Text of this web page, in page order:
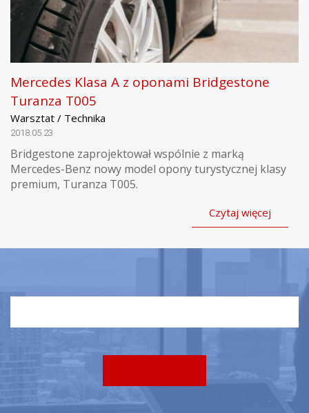
Mercedes Klasa A z oponami Bridgestone
Turanza T005
Warsztat / Technika
2018.05.23
Bridgestone zaprojektował wspólnie z marką
Mercedes-Benz nowy model opony turystycznej klasy
premium, Turanza T005.
Czytaj więcej